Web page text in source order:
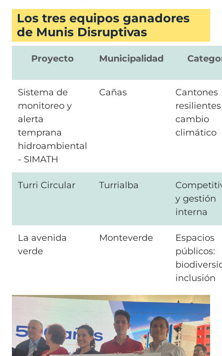
Los tres equipos ganadores
de Munis Disruptivas
Proyecto Municipalidad
Sistema de
monitoreo y
alerta
temprana
hidroambiental
- SIMATH
Cañas
Cantones
cambio
climático
Turri Circular Turrialba
y gestión
interna
La avenida
verde
Monteverde
Espacios
públicos:
inclusión